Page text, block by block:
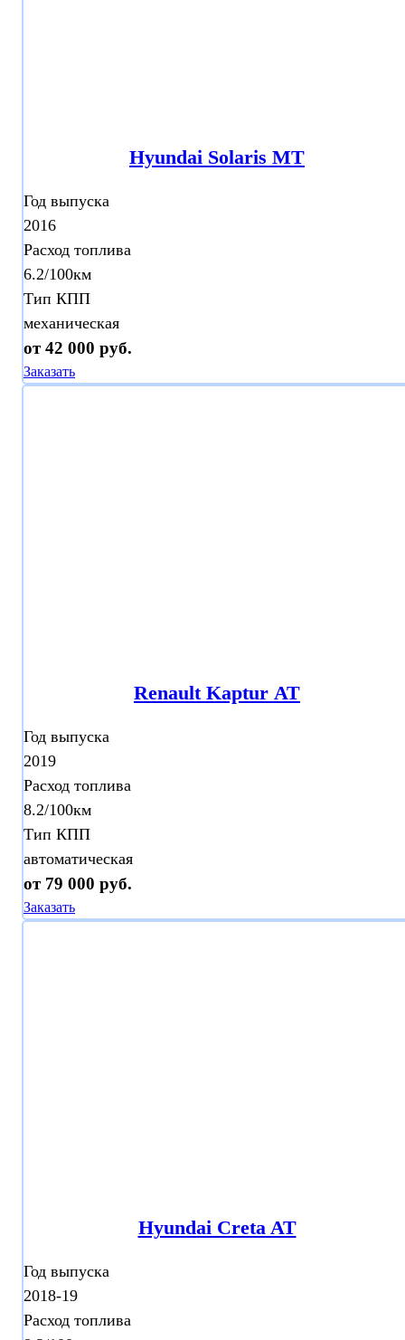
Hyundai Solaris МТ
Год выпуска
2016
Расход топлива
6.2/100км
Тип КПП
механическая
от 42 000 руб.
Заказать
Renault Kaptur АТ
Год выпуска
2019
Расход топлива
8.2/100км
Тип КПП
автоматическая
от 79 000 руб.
Заказать
Hyundai Creta AT
Год выпуска
2018-19
Расход топлива